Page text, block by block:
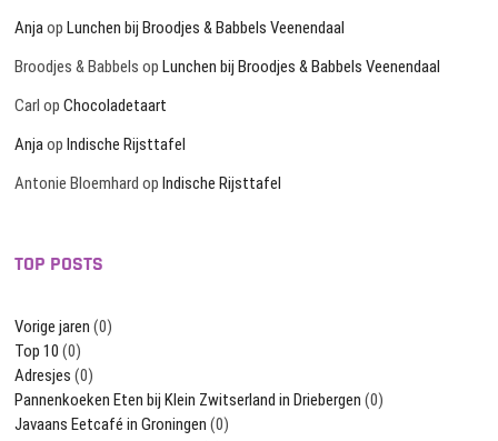
AnjaopLunchen bij Broodjes & Babbels Veenendaal
Broodjes & Babbels opLunchen bij Broodjes & Babbels Veenendaal
Carl opChocoladetaart
AnjaopIndische Rijsttafel
Antonie Bloemhard opIndische Rijsttafel
TOP POSTS
Vorige jaren (0)
Top 10 (0)
Adresjes (0)
Pannenkoeken Eten bij Klein Zwitserland in Driebergen (0)
Javaans Eetcafé in Groningen (0)